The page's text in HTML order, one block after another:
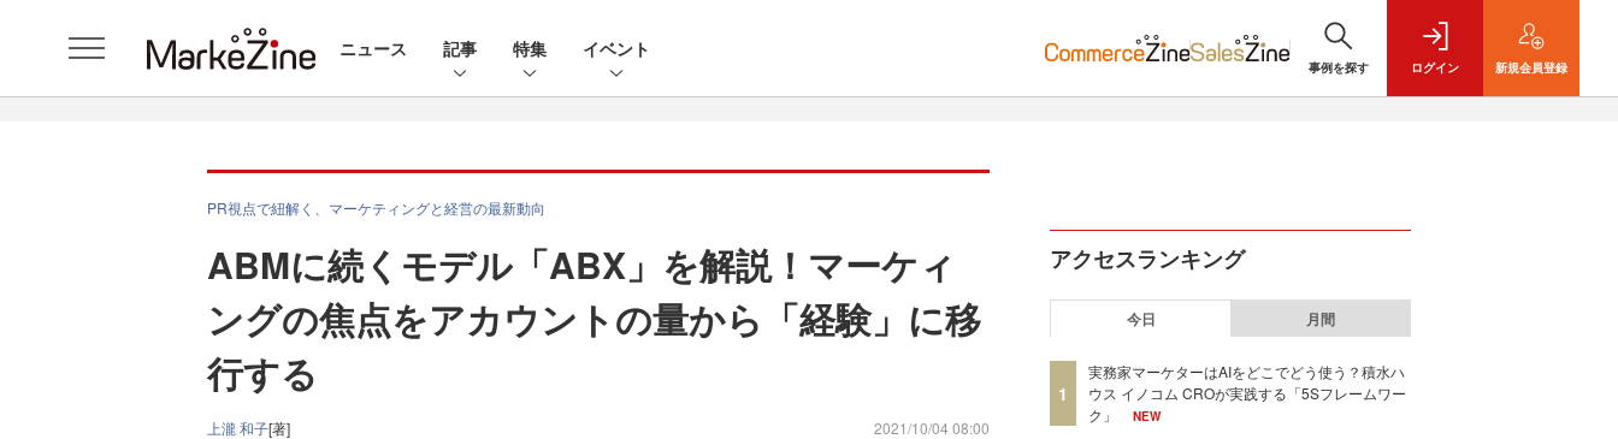
ニュース 記事 特集 イベント
事例を探す ログイン 新規会員登録
PR視点で紐解く、マーケティングと経営の最新動向
ABMに続くモデル「ABX」を解説！マーケィ
ングの焦点をアカウントの量から「経験」に移
行する
上瀧 和子[著] 2021/10/04 08:00
アクセスランキング
今日 月間
1
実務家マーケターはAIをどこでどう使う？積水ハ
ウス イノコム CROが実践する「5Sフレームワー
ク」
NEW